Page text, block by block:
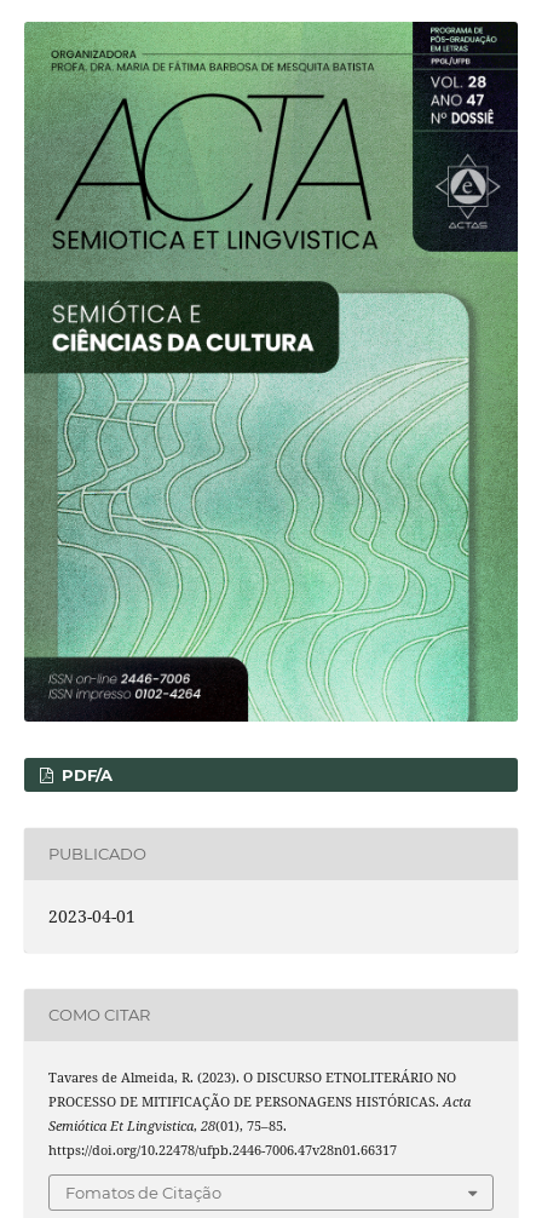
PDF/A
PUBLICADO
2023-04-01
COMO CITAR
Tavares de Almeida, R. (2023). O DISCURSO ETNOLITERÁRIO NO
PROCESSO DE MITIFICAÇÃO DE PERSONAGENS HISTÓRICAS.Acta
Semiótica Et Lingvistica, 28(01), 75–85.
https://doi.org/10.22478/ufpb.2446-7006.47v28n01.66317
Fomatos de Citação